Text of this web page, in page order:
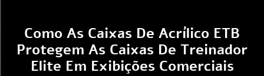
Como As Caixas De Acrílico ETB
Protegem As Caixas De Treinador
Elite Em Exibições Comerciais